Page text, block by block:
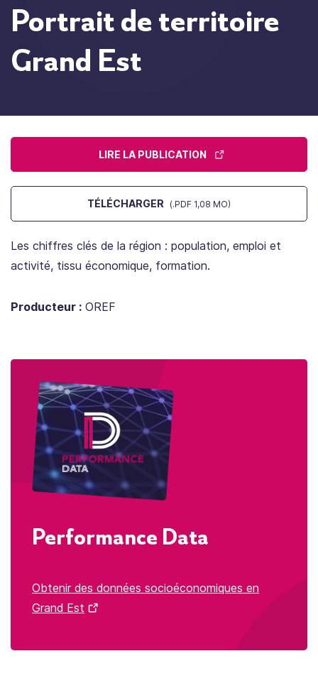
Portrait de territoire
Grand Est
LIRE LA PUBLICATION
TÉLÉCHARGER (.PDF 1,08 MO)
Les chiffres clés de la région : population, emploi et
activité, tissu économique, formation.
Producteur : OREF
Performance Data
Obtenir des données socioéconomiques en
Grand Est